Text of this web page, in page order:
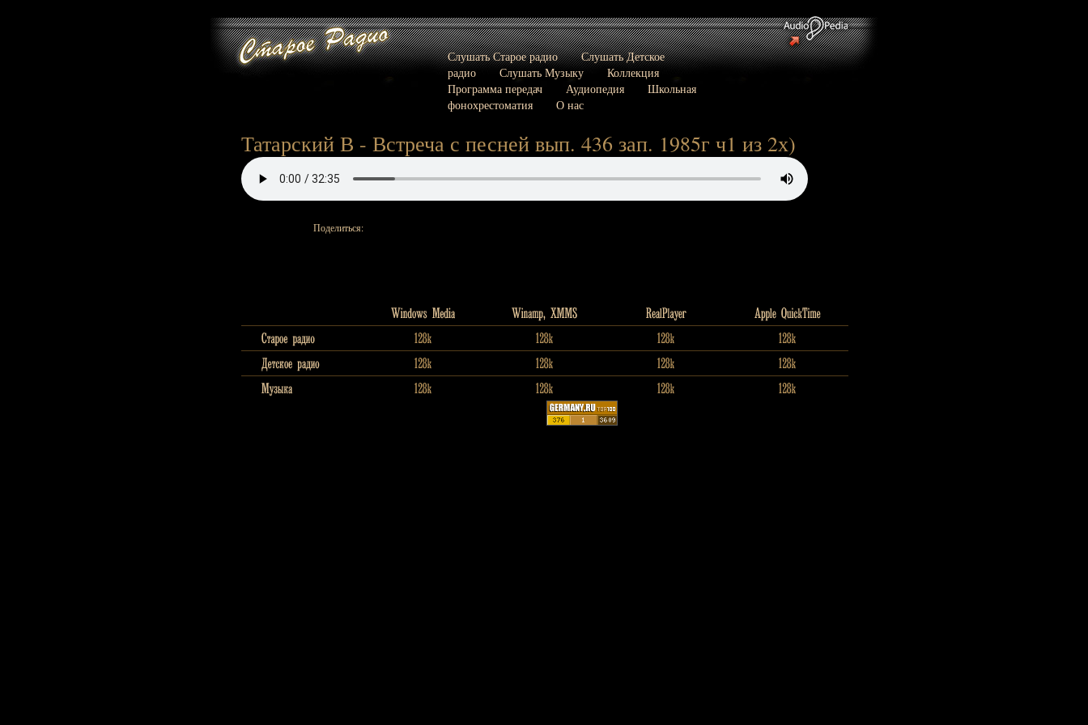
Слушать Старое радио
Слушать Детское
радио
Слушать Музыку
Коллекция
Программа передач
Аудиопедия
Школьная
фонохрестоматия
О нас
Татарский В - Встреча с песней вып. 436 зап. 1985г ч1 из 2х)
Поделиться: